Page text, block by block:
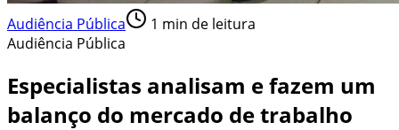
Audiência Pública 1 min de leitura
Audiência Pública
Especialistas analisam e fazem um
balanço do mercado de trabalho